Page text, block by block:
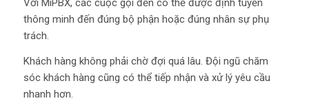
Với MiPBX, các cuộc gọi đến có thể được định tuyến
thông minh đến đúng bộ phận hoặc đúng nhân sự phụ
trách.
Khách hàng không phải chờ đợi quá lâu. Đội ngũ chăm
sóc khách hàng cũng có thể tiếp nhận và xử lý yêu cầu
nhanh hơn.